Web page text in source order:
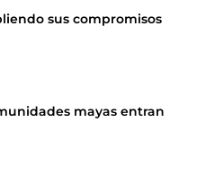
sus compromisos
mayas entran